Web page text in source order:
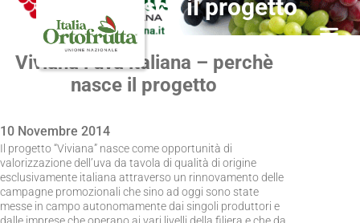
perchè nasce il progetto
Viviana l’uva italiana – perchè
nasce il progetto
10 Novembre 2014
Il progetto “Viviana” nasce come opportunità di
valorizzazione dell’uva da tavola di qualità di origine
esclusivamente italiana attraverso un rinnovamento delle
campagne promozionali che sino ad oggi sono state
messe in campo autonomamente dai singoli produttori e